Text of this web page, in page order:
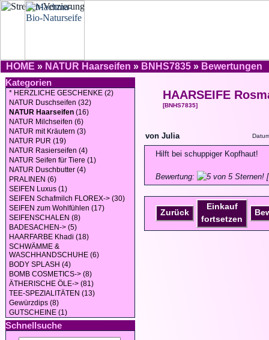
HOME » NATUR Haarseifen » BNHS7835 » Bewertungen
Kategorien
* HERZLICHE GESCHENKE (2)
NATUR Duschseifen (32)
NATUR Haarseifen (16)
NATUR Milchseifen (6)
NATUR mit Kräutern (3)
NATUR PUR (19)
NATUR Rasierseifen (4)
NATUR Seifen für Tiere (1)
NATUR Duschbutter (4)
PRALINEN (6)
SEIFEN Luxus (1)
SEIFEN Schafmilch FLOREX-> (30)
SEIFEN zum Wohlfühlen (17)
SEIFENSCHALEN (8)
BADESACHEN-> (5)
HAARFARBE Khadi (18)
SCHWÄMME &
WASCHHANDSCHUHE (6)
BODY SPLASH (4)
BOMB COSMETICS-> (8)
ÄTHERISCHE ÖLE-> (81)
TEE-SPEZIALITÄTEN (13)
Gewürzdips (8)
GUTSCHEINE (1)
Schnellsuche
HAARSEIFE
[BNHS7835]
von Julia
Hilft bei schuppiger Kopfhaut!
Bewertung:
Zurück
Einkauf
fortsetzen